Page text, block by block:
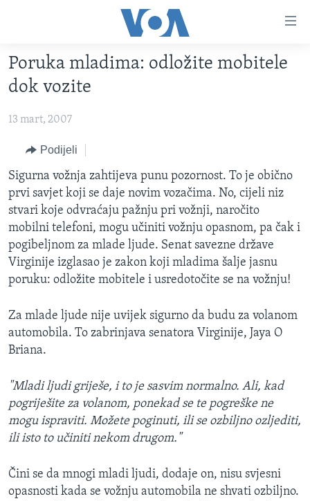
glavni
sadržaj
na
navigaciju
Idi
na
pretragu
FOTOGRAFIJE DANA
VIJESTI
SJEDINJENE AMERIČKE DRŽAVE
BOSNA I HERCEGOVINA
SVIJET
NAUKA I TEHNOLOGIJA
SPECIJALNI PROJEKTI
KORUPCIJA
SLOBODA MEDIJA
ŽENSKA STRANA
MAGAZIN
O GLASU AMERIKE
Learning English
PRATITE NAS
Jezici
Poruka mladima: odložite mobitele
dok vozite
13 mart, 2007
Podijeli
Sigurna vožnja zahtijeva punu pozornost. To je obično
prvi savjet koji se daje novim vozačima. No, cijeli niz
stvari koje odvraćaju pažnju pri vožnji, naročito
mobilni telefoni, mogu učiniti vožnju opasnom, pa čak i
pogibeljnom za mlade ljude. Senat savezne države
Virginije izglasao je zakon koji mladima šalje jasnu
poruku: odložite mobitele i usredotočite se na vožnju!
Za mlade ljude nije uvijek sigurno da budu za volanom
automobila. To zabrinjava senatora Virginije, Jaya O
Briana.
"Mladi ljudi griješe, i to je sasvim normalno. Ali, kad
pogriješite za volanom, ponekad se te pogreške ne
mogu ispraviti. Možete poginuti, ili se ozbiljno ozljediti,
ili isto to učiniti nekom drugom."
Čini se da mnogi mladi ljudi, dodaje on, nisu svjesni
opasnosti kada se vožnju automobila ne shvati ozbiljno.